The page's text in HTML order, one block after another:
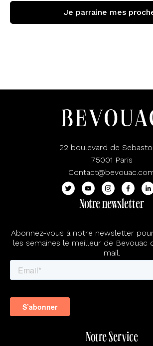
Je parraine mes
22 boulevard de
75001 Paris
Notre Service
Notre newsletter
Abonnez-vous à notre newsletter
les semaines le meilleur de Bevouac
mail.